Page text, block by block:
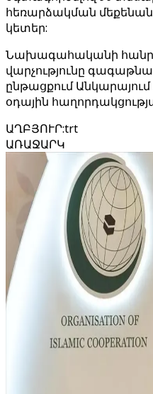
հեռարձակման
կետեր:
Նախագահականի
վարչությունը
ընթացքում
օդային
ԱՂԲՅՈՒՐ:trt
ԱՌԱՋԱՐԿ